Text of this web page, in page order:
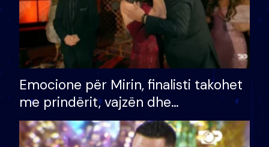
Emocione për Mirin, finalisti takohet
me prindërit, vajzën dhe
bashkëshorten: S’kemi ndonjë letër
divorci apo jo?